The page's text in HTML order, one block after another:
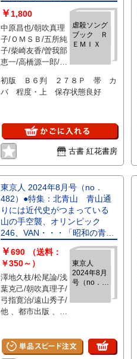
虐殺ソング
ブック Ｒ
ＥＭＩＸ
￥ 1,800
中原昌也/朝吹真理
子/ＯＭＳＢ/五所純
子/柴崎友香/曽我部
恵一/高橋源一郎/町
、河出書房新社 、
2019 、1冊
初版 Ｂ６判 ２７８Ｐ 帯 カ
バ 程度・上 保存状態良好
古書 紅花書房
東京人 2024年8月号（no．
482）●特集：北青山 青山通
りには近代史がつまっている
山の手空襲、オリンピック
246、VAN・・・「昭和の青
東京人
2024年8月
号（no．
集：北青
ている 山
の手空襲、
￥690
（送料：
￥350～）
澤地久枝/松尾論/浅
葉克己/朝吹真理子/
弓指寛治/遠山秀子/
他 、都市出版 、